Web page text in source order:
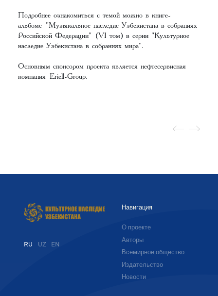
Подробнее ознакомиться с темой можно в книге-
альбоме "Музыкальное наследие Узбекистана в собраниях
Российской Федерации" (VI том) в серии "Культурное
наследие Узбекистана в собраниях мира".
Основным спонсором проекта является нефтесервисная
компания Eriell-Group.
RU UZ EN
Навигация
О проекте
Авторы
Всемирное общество
Издательство
Новости